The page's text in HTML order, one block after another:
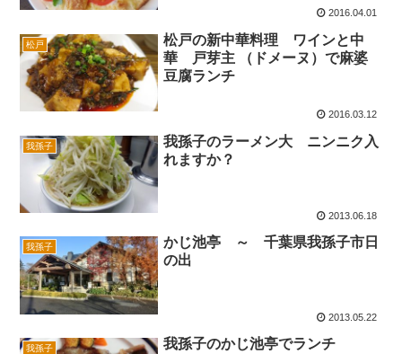
2016.04.01
松戸
松戸の新中華料理 ワインと中
華 戸芽主 （ドメーヌ）で麻婆
豆腐ランチ
2016.03.12
我孫子
我孫子のラーメン大 ニンニク入
れますか？
2013.06.18
我孫子
かじ池亭 ～ 千葉県我孫子市日
の出
2013.05.22
我孫子 我孫子のかじ池亭でランチ